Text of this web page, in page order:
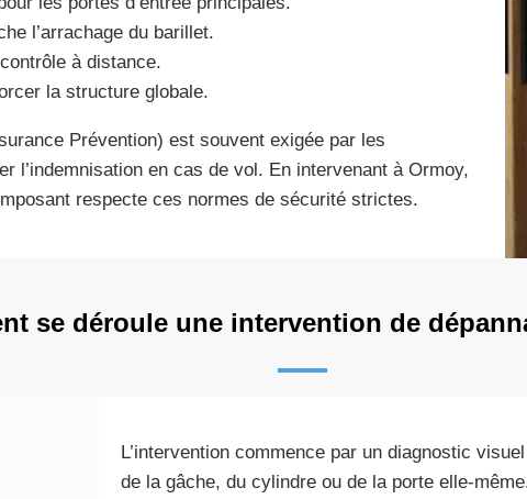
l’arrachage du barillet.
à distance.
la structure globale.
Prévention) est souvent exigée par les
l’indemnisation en cas de vol. En intervenant à Ormoy,
respecte ces normes de sécurité strictes.
se déroule une intervention de
L’intervention commence par un diagnostic
de la gâche, du cylindre ou de la porte elle-